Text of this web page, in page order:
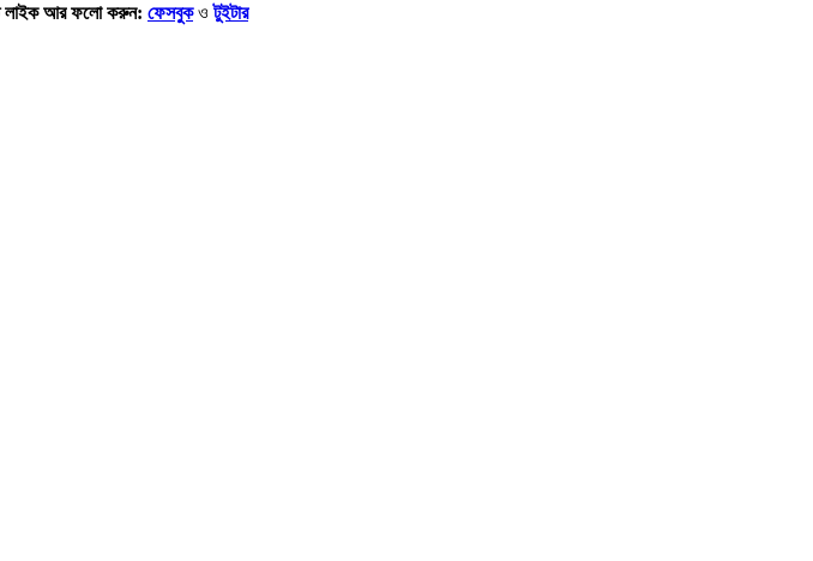
লাইক আর ফলো করুন: ফেসবুকওটুইটার